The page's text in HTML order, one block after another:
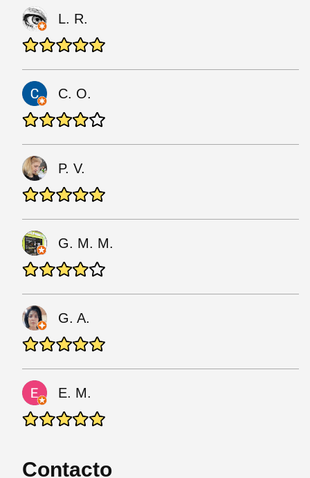
L. R.
C. O.
P. V.
G. M. M.
G. A.
E. M.
Contacto